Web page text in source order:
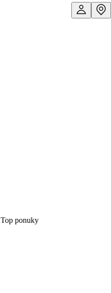
Top ponuky